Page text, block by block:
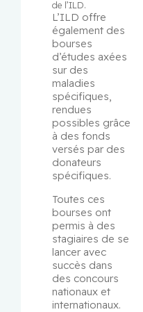
de l’ILD.
L’ILD offre
également des
bourses
d’études axées
sur des
maladies
spécifiques,
rendues
possibles grâce
à des fonds
versés par des
donateurs
spécifiques.
Toutes ces
bourses ont
permis à des
stagiaires de se
lancer avec
succès dans
des concours
nationaux et
internationaux.